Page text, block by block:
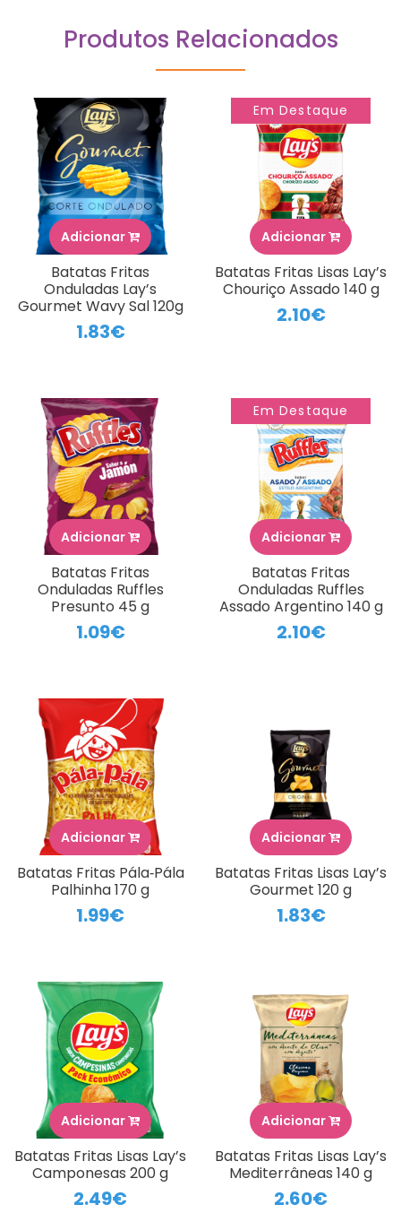
Produtos Relacionados
Adicionar
Batatas Fritas
Onduladas Lay’s
Gourmet Wavy Sal 120g
1.83€
Em Destaque
Adicionar
Batatas Fritas Lisas Lay’s
Chouriço Assado 140 g
2.10€
Adicionar
Batatas Fritas
Onduladas Ruffles
Presunto 45 g
1.09€
Em Destaque
Adicionar
Batatas Fritas
Onduladas Ruffles
Assado Argentino 140 g
2.10€
Adicionar
Batatas Fritas Pála‑Pála
Palhinha 170 g
1.99€
Adicionar
Batatas Fritas Lisas Lay’s
Gourmet 120 g
1.83€
Adicionar
Batatas Fritas Lisas Lay’s
Camponesas 200 g
2.49€
Adicionar
Batatas Fritas Lisas Lay’s
Mediterrâneas 140 g
2.60€